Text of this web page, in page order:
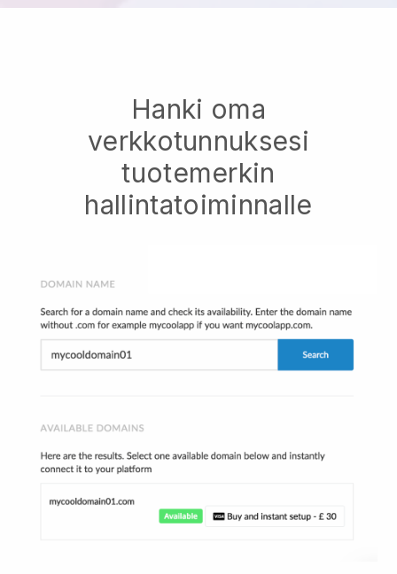
Hanki oma
verkkotunnuksesi
tuotemerkin
hallintatoiminnalle